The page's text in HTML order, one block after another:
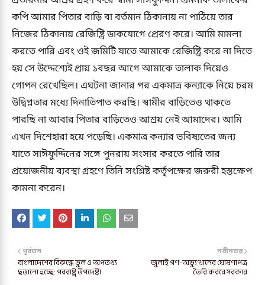
কপি আমার পিতার বাড়ি বা বর্তমান ঠিকানায় না পাঠিয়ে তার
নিজের ঠিকানায় রেজিষ্ট্রি ডাকযোগে প্রেরণ করে। আমি মামলা
করতে পারি এবং ওই জমিটি যাতে আমাকে রেজিষ্ট্রি করে না দিতে
হয় সে উদ্দেশ্যেই প্রায় ১বছর আগে আমাকে তালাক দিয়েও
গোপন রেখেছিল। এঘটনা জানার পর একমাত্র কন্যাকে নিয়ে চরম
উদ্বিগ্নতার মধ্যে দিনাতিপাত করছি। স্বামীর বাড়িতেও থাকতে
পারছি না আবার পিতার বাড়িতেও আশ্রয় নেই আমাদের। আমি
এখন দিশেহারা হয়ে পড়েছি। একমাত্র কন্যার ভবিষ্যতের জন্য
যাতে সাঈফুদ্দিনের সঙ্গে পুনরায় সংসার করতে পারি তার
প্রয়োজনীয় ব্যবস্থা গ্রহণে তিনি সংশ্লিষ্ট কর্তৃপক্ষের জরুরী হস্তক্ষেপ
কামনা করেন।
নবীনতর
জুলাই গণ-অভ্যুত্থানের ঘোষণাপত্র
তৈরি করবে সরকার
পূর্বতন
বাংলাদেশের বিরুদ্ধে ভুল ও অপতথ্য
ছড়ানো হচ্ছে: পররাষ্ট্র উপদেষ্টা